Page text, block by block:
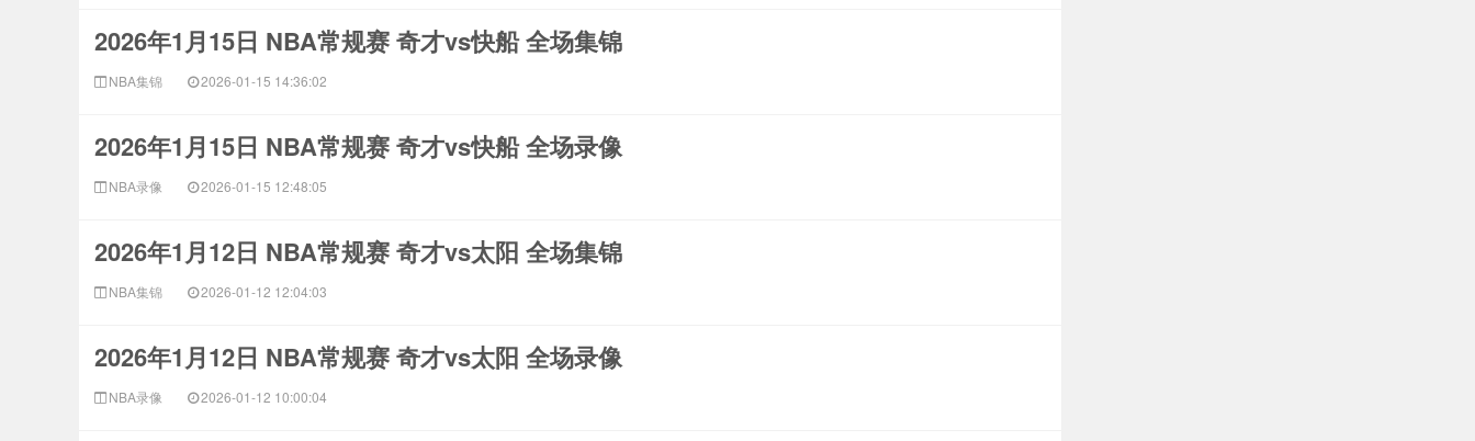
2026年1月15日 NBA常规赛 奇才vs快船 全场集锦
NBA集锦 2026-01-15 14:36:02
2026年1月15日 NBA常规赛 奇才vs快船 全场录像
NBA录像 2026-01-15 12:48:05
2026年1月12日 NBA常规赛 奇才vs太阳 全场集锦
NBA集锦 2026-01-12 12:04:03
2026年1月12日 NBA常规赛 奇才vs太阳 全场录像
NBA录像 2026-01-12 10:00:04